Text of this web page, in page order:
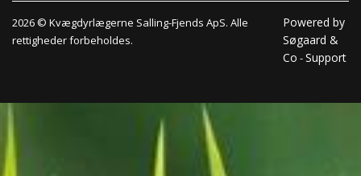
2026 © Kvægdyrlægerne Salling-Fjends ApS. Alle
rettigheder forbeholdes.
Powered by
Søgaard &
Co -Support